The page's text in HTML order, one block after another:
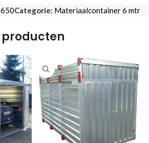
Categorie: Materiaalcontainer 6 mtr